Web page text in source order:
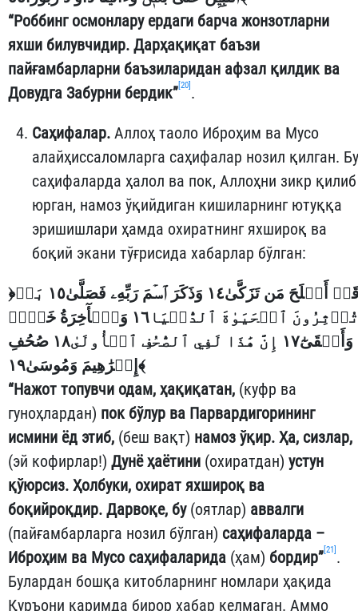
“Роббинг осмонлару ердаги барча жонзотларни
яхши билувчидир. Дарҳақиқат баъзи
пайғамбарларни баъзиларидан афзал қилдик ва
Довудга Забурни бердик”[20] .
Саҳифалар. Аллоҳ таоло Иброҳим ва Мусо
алайҳиссаломларга саҳифалар нозил қилган. Бу
саҳифаларда ҳалол ва пок, Аллоҳни зикр қилиб
юрган, намоз ўқийдиган кишиларнинг ютуққа
эришишлари ҳамда охиратнинг яхшироқ ва
боқий экани тўғрисида хабарлар бўлган:
﴿قَدۡ أَفۡلَحَ مَن تَزَكَّىٰ١٤ وَذَكَرَ ٱسۡمَ رَبِّهِۦ فَصَلَّىٰ١٥ بَلۡ
تُؤۡثِرُونَ ٱلۡحَيَوٰةَ ٱلدُّنۡيَا١٦ وَٱلۡأٓخِرَةُ خَيۡرٞ
وَأَبۡقَىٰٓ١٧ إِنَّ هَٰذَا لَفِي ٱلصُّحُفِ ٱلۡأُولَىٰ١٨ صُحُفِ
إِبۡرَٰهِيمَ وَمُوسَىٰ١٩ ﴾
“Нажот топувчи одам, ҳақиқатан, (куфр ва
гуноҳлардан) пок бўлур ва Парвардигорининг
исмини ёд этиб, (беш вақт) намоз ўқир. Ҳа, сизлар,
(эй кофирлар!) Дунё ҳаётини (охиратдан) устун
қўюрсиз. Ҳолбуки, охират яхшироқ ва
боқийроқдир. Дарвоқе, бу (оятлар) аввалги
(пайғамбарларга нозил бўлган) саҳифаларда –
Иброҳим ва Мусо саҳифаларида (ҳам) бордир”[21] .
Булардан бошқа китобларнинг номлари ҳақида
Қуръони каримда бирор хабар келмаган. Аммо